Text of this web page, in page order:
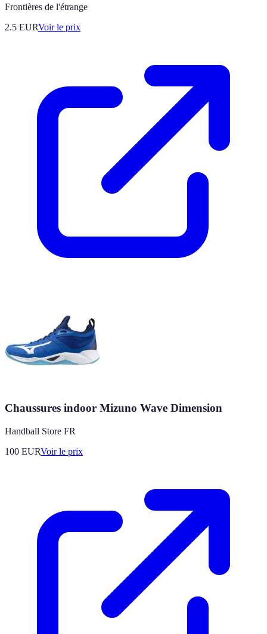
Frontières de l'étrange
2.5 EURVoir le prix
Chaussures indoor Mizuno Wave Dimension
Handball Store FR
100 EURVoir le prix